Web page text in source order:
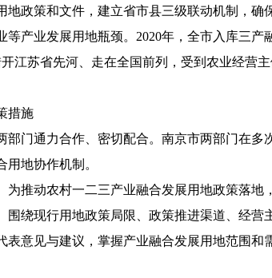
政策和文件，建立省市县三级联动机制，确
产业发展用地瓶颈。 2020年，全市入库三产
江苏省先河、走在全国前列 ，受到农业经营
措施
门通力合作、密切配合。 南京市两部门在多
地协作机制。
为推动农村一二三产业融合发展用地政策落地
围绕现行用地政策局限、政策推进渠道、经营
表意见与建议，掌握产业融合发展用地范围和